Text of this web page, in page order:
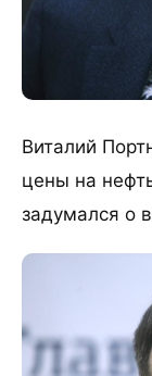
Виталий
цены на
задумался о